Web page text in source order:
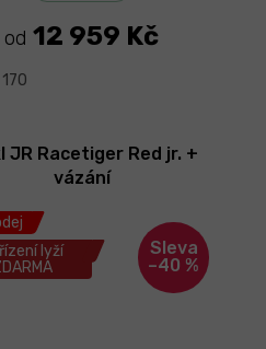
od 12 959 Kč
170
lyží
–40 %
JR Racetiger Red jr. +
vázání